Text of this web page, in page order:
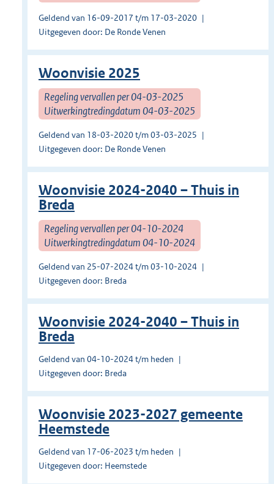
Geldend van 16-09-2017 t/m 17-03-2020
Uitgegeven door: De Ronde Venen
Woonvisie 2025
Regeling vervallen per 04-03-2025
Uitwerkingtredingdatum 04-03-2025
Geldend van 18-03-2020 t/m 03-03-2025
Uitgegeven door: De Ronde Venen
Woonvisie 2024-2040 – Thuis in
Breda
Regeling vervallen per 04-10-2024
Uitwerkingtredingdatum 04-10-2024
Geldend van 25-07-2024 t/m 03-10-2024
Uitgegeven door: Breda
Woonvisie 2024-2040 – Thuis in
Breda
Geldend van 04-10-2024 t/m heden
Uitgegeven door: Breda
Woonvisie 2023-2027 gemeente
Heemstede
Geldend van 17-06-2023 t/m heden
Uitgegeven door: Heemstede